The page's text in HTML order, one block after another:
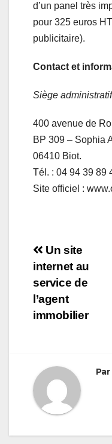
d’un panel très
pour 325 euros
publicitaire).
Contact et
Siège administratif
400 avenue de
BP 309 – Sophia
06410 Biot.
Tél. : 04 94 39 89
Site officiel :
de
l’article
Un site
internet au
service de
l’agent
immobilier
Par